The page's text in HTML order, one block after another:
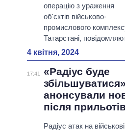
операцію з ураження
об'єктів військово-
промислового
Татарстані,
4 квітня, 2024
17:41
«Радіус буде
анонсували
після
Радіус атак на